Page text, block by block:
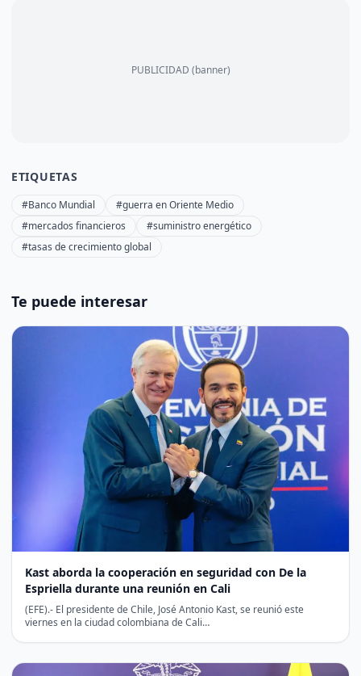
PUBLICIDAD (banner)
ETIQUETAS
#Banco Mundial
#guerra en Oriente Medio
#mercados financieros
#suministro energético
#tasas de crecimiento global
Te puede interesar
Kast aborda la cooperación en seguridad con De la
Espriella durante una reunión en Cali
(EFE).- El presidente de Chile, José Antonio Kast, se reunió este
viernes en la ciudad colombiana de Cali…